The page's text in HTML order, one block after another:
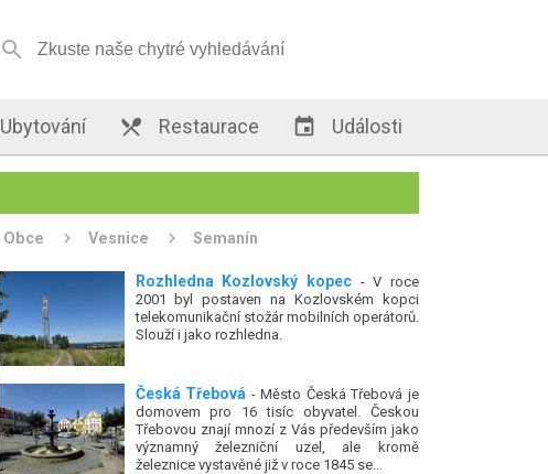

Ubytování  Restaurace  Události
Obce Vesnice Semanín
Rozhledna Kozlovský kopec- V roce
2001 byl postaven na Kozlovském kopci
telekomunikační stožár mobilních operátorů.
Slouží i jako rozhledna.
Česká Třebová - Město Česká Třebová je
domovem pro 16 tisíc obyvatel. Českou
Třebovou znají mnozí z Vás především jako
významný železniční uzel, ale kromě
železnice vystavěné již v roce 1845 se...